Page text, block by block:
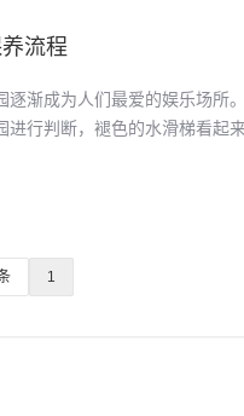
流程
逐渐成为人们最爱的娱乐场所
进行判断，褪色的水滑梯看起
1